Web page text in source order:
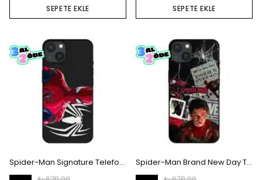
SEPETE EKLE SEPETE EKLE
Spider-Man Signature Telefon Kılıfı Spider-Man Brand New Day Telefon Kılıfı